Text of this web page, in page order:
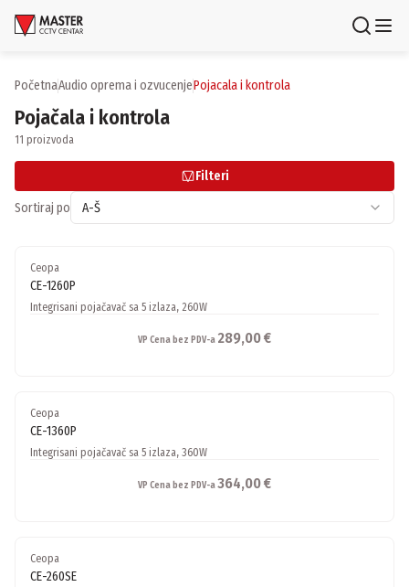
Proizvodi
Brendovi
Aktuelnosti
Zaposlenje
Početna audio oprema i ozvucenje pojacala i kontrola
Pojačala i kontrola
11 proizvoda
Filteri
Sortiraj po A-Š
Ceopa
CE-1260P
Integrisani pojačavač sa 5 izlaza, 260W
VP Cena bez PDV-a 289,00 €
Ceopa
CE-1360P
Integrisani pojačavač sa 5 izlaza, 360W
VP Cena bez PDV-a364,00 €
Ceopa
CE-260SE